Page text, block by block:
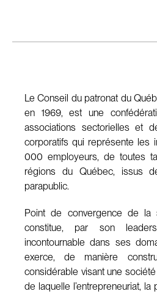
Le Conseil du patronat du
en 1969, est une
associations sectorielles et
corporatifs qui représente les
000 employeurs, de toutes
régions du Québec, issus
parapublic.
Point de convergence de la
constitue, par son
incontournable dans ses
exerce, de manière
considérable visant une
de laquelle l’entrepreneuriat, la